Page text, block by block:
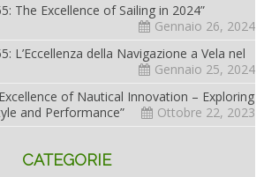
The Excellence of Sailing in 2024”
Gennaio 26, 2024
L’Eccellenza della Navigazione a Vela nel
Gennaio 25, 2024
of Nautical Innovation – Exploring
and Performance”
Ottobre 22, 2023
CATEGORIE